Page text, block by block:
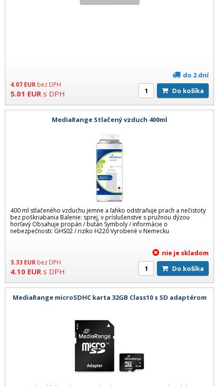
4.07 EUR bez DPH
5.01 EUR s DPH
do 2 dní
Do košíka
MediaRange Stlačený vzduch 400ml
400 ml stlačeného vzduchu jemne a ľahko odstraňuje prach a nečistoty
bez poškriabania Balenie: sprej, v príslušenstve s pružnou dýzou
horľavý Obsahuje propán / bután Symboly / informácie o
nebezpečnosti: GHS02 / riziko H220 Vyrobené v Nemecku
3.33 EUR bez DPH
4.10 EUR s DPH
nie je skladom
Do košíka
MediaRange microSDHC karta 32GB Class10 s SD adaptérom